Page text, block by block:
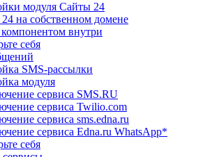
модуля Сайты 24
на собственном домене
внутри
себя
SMS-рассылки
модуля
сервиса SMS.RU
сервиса Twilio.com
сервиса sms.edna.ru
сервиса Edna.ru WhatsApp*
себя